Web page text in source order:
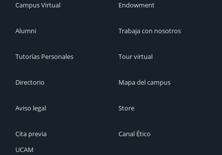
Campus Virtual
Alumni
Tutorías Personales
Directorio
Aviso legal
Cita previa
Endowment
Trabaja con nosotros
Tour virtual
Mapa del campus
Store
Canal Ético
UCAM